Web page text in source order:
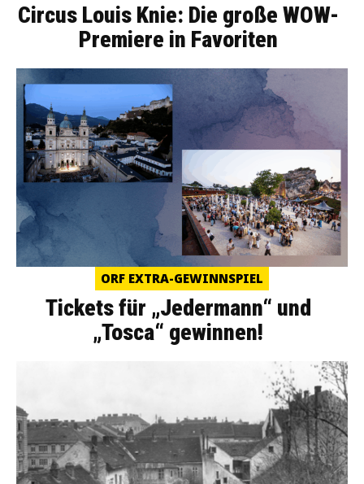
Circus Louis Knie: Die große WOW-
Premiere in Favoriten
ORF EXTRA-GEWINNSPIEL
Tickets für „Jedermann“ und
„Tosca“ gewinnen!